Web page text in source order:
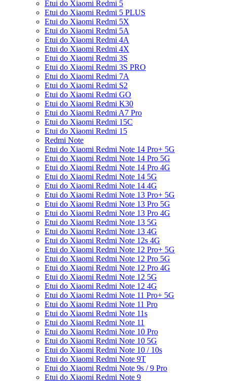
Etui do Xiaomi Redmi 5
Etui do Xiaomi Redmi 5 PLUS
Etui do Xiaomi Redmi 5X
Etui do Xiaomi Redmi 5A
Etui do Xiaomi Redmi 4A
Etui do Xiaomi Redmi 4X
Etui do Xiaomi Redmi 3S
Etui do Xiaomi Redmi 3S PRO
Etui do Xiaomi Redmi 7A
Etui do Xiaomi Redmi S2
Etui do Xiaomi Redmi GO
Etui do Xiaomi Redmi K30
Etui do Xiaomi Redmi A7 Pro
Etui do Xiaomi Redmi 15C
Etui do Xiaomi Redmi 15
Redmi Note
Etui do Xiaomi Redmi Note 14 Pro+ 5G
Etui do Xiaomi Redmi Note 14 Pro 5G
Etui do Xiaomi Redmi Note 14 Pro 4G
Etui do Xiaomi Redmi Note 14 5G
Etui do Xiaomi Redmi Note 14 4G
Etui do Xiaomi Redmi Note 13 Pro+ 5G
Etui do Xiaomi Redmi Note 13 Pro 5G
Etui do Xiaomi Redmi Note 13 Pro 4G
Etui do Xiaomi Redmi Note 13 5G
Etui do Xiaomi Redmi Note 13 4G
Etui do Xiaomi Redmi Note 12s 4G
Etui do Xiaomi Redmi Note 12 Pro+ 5G
Etui do Xiaomi Redmi Note 12 Pro 5G
Etui do Xiaomi Redmi Note 12 Pro 4G
Etui do Xiaomi Redmi Note 12 5G
Etui do Xiaomi Redmi Note 12 4G
Etui do Xiaomi Redmi Note 11 Pro+ 5G
Etui do Xiaomi Redmi Note 11 Pro
Etui do Xiaomi Redmi Note 11s
Etui do Xiaomi Redmi Note 11
Etui do Xiaomi Redmi Note 10 Pro
Etui do Xiaomi Redmi Note 10 5G
Etui do Xiaomi Redmi Note 10 / 10s
Etui do Xiaomi Redmi Note 9T
Etui do Xiaomi Redmi Note 9s / 9 Pro
Etui do Xiaomi Redmi Note 9